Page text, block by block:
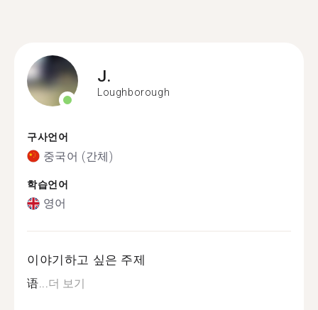
J.
Loughborough
구사언어
중국어 (간체)
학습언어
영어
이야기하고 싶은 주제
语...더 보기